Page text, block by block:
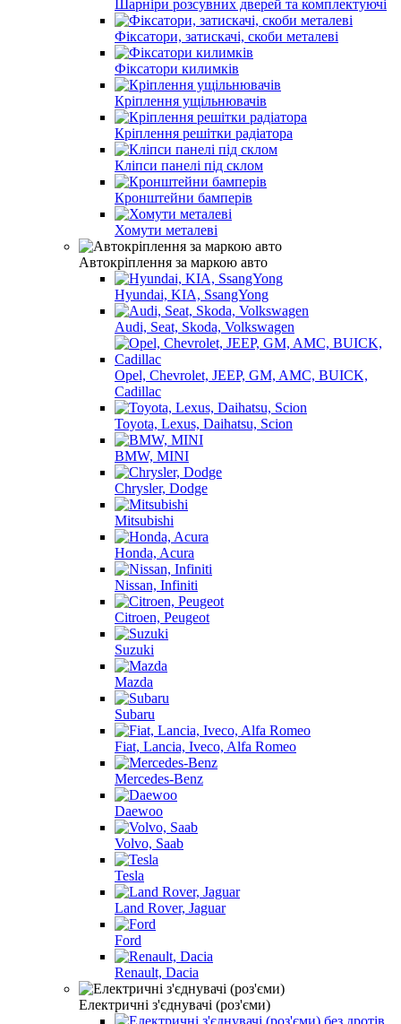
Шарніри розсувних дверей та комплектуючі
Фіксатори, затискачі, скоби металеві
Фіксатори килимків
Кріплення ущільнювачів
Кріплення решітки радіатора
Кліпси панелі під склом
Кронштейни бамперів
Хомути металеві
Автокріплення за маркою авто
Hyundai, KIA, SsangYong
Audi, Seat, Skoda, Volkswagen
Opel, Chevrolet, JEEP, GM, AMC, BUICK,
Cadillac
Toyota, Lexus, Daihatsu, Scion
BMW, MINI
Chrysler, Dodge
Mitsubishi
Honda, Acura
Nissan, Infiniti
Citroen, Peugeot
Suzuki
Mazda
Subaru
Fiat, Lancia, Iveco, Alfa Romeo
Mercedes-Benz
Daewoo
Volvo, Saab
Tesla
Land Rover, Jaguar
Ford
Renault, Dacia
Електричні з'єднувачі (роз'єми)